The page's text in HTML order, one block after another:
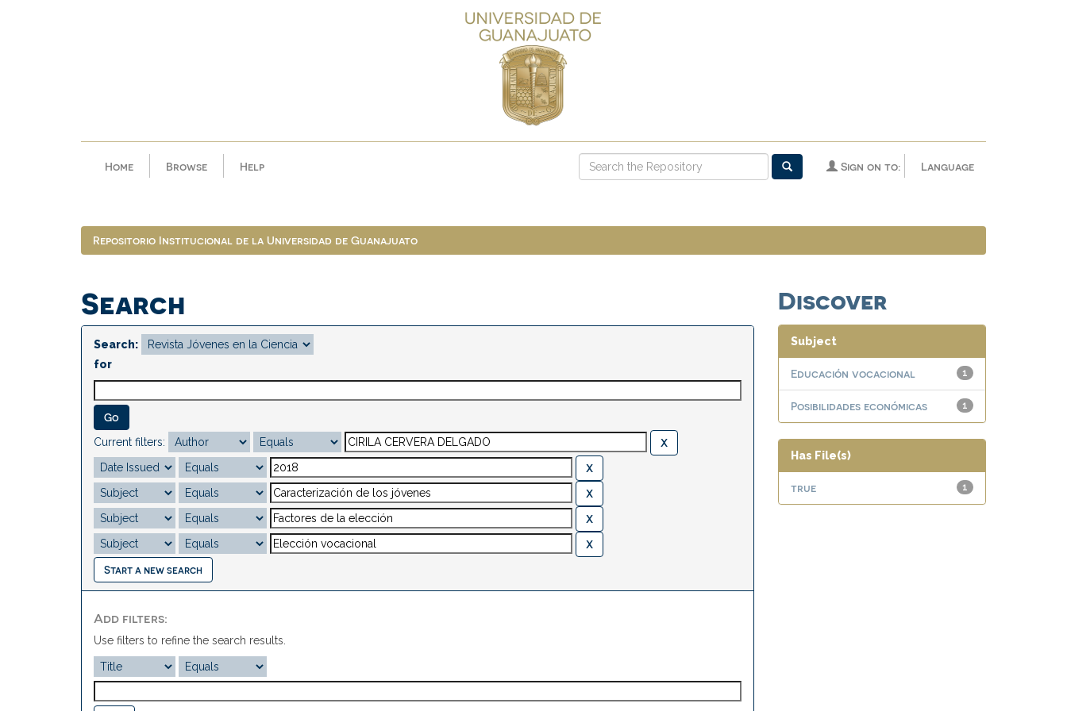
Home Browse Help Language
Sign on to:
Repositorio Institucional de la Universidad de Guanajuato
Search
Search:
for
Current filters:
Start a new search
Add filters:
Use filters to refine the search results.
Discover
Subject
1
Educación vocacional
1
Posibilidades económicas
Has File(s)
1
true